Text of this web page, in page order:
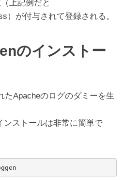
上記例だと
）が付与されて登録される。
のインストー
たApacheのログのダミーを生
ンストールは非常に簡単で